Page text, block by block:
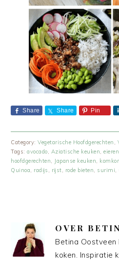
Share Share Pin
Category:Vegetarische Hoofdgerechten ,
Tags:avocado, Aziatische keuken,eieren
hoofdgerechten, Japanse keuken,
Quinoa, radijs , rijst, rode bieten, surimi,
OVER
Betina Oostveen
koken. Inspiratie